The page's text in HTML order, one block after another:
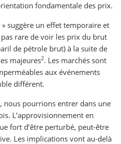
fondamentale des prix.
suggère un effet temporaire et
pas rare de voir les prix du brut
de pétrole brut) à la suite de
majeures2. Les marchés sont
aux événements
différent.
nous pourrions entrer dans une
L’approvisionnement en
fort d’être perturbé, peut-être
Les implications vont au-delà